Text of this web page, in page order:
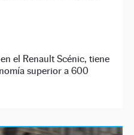
el Renault Scénic, tiene
superior a 600